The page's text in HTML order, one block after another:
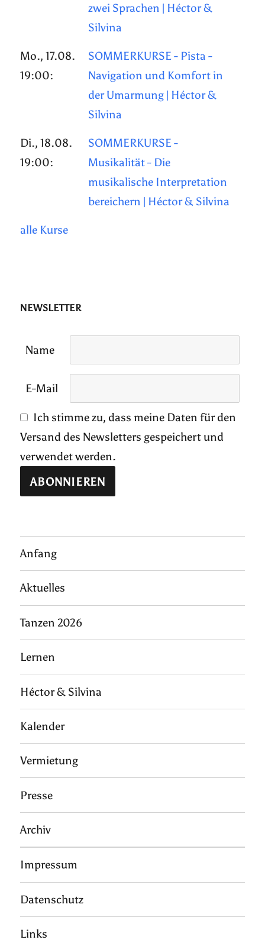
zwei Sprachen | Héctor &
Silvina
Mo., 17.08.
19:00:
SOMMERKURSE - Pista -
Navigation und Komfort in
der Umarmung | Héctor &
Silvina
Di., 18.08.
19:00:
SOMMERKURSE -
Musikalität - Die
musikalische Interpretation
bereichern | Héctor & Silvina
alle Kurse
NEWSLETTER
Name
E-Mail
Ich stimme zu, dass meine Daten für den
Versand des Newsletters gespeichert und
verwendet werden.
Anfang
Aktuelles
Tanzen 2026
Lernen
Héctor & Silvina
Kalender
Vermietung
Presse
Archiv
Impressum
Datenschutz
Links